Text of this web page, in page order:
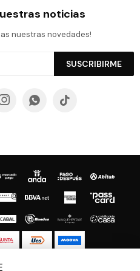
noticias
nuestras novedades!
SUSCRIBIRME
 